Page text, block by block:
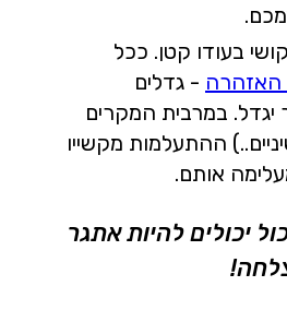
בעודו קטן. ככל
האזהרה - גדלים
יגדל. במרבית המקרים
ההתעלמות מקשייו
אותם.
יכולים להיות אתגר